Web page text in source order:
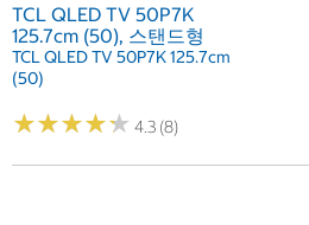
TCL QLED TV 50P7K
125.7cm (50), 스탠드형
TCL QLED TV 50P7K 125.7cm
(50)
★★★★★
★★★★★ 4.3 (8)